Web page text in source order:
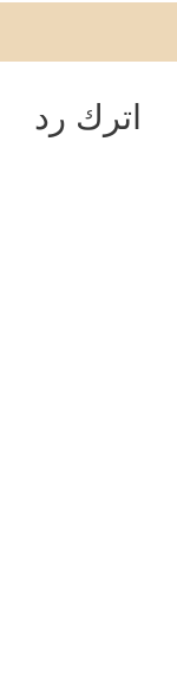
اترك رد